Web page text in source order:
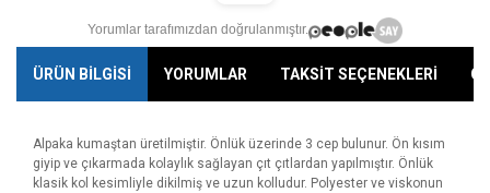
Yorumlar tarafımızdan doğrulanmıştır.
ÜRÜN BİLGİSİ YORUMLAR TAKSİT SEÇENEKLERİ
Alpaka kumaştan üretilmiştir. Önlük üzerinde 3 cep bulunur. Ön kısım
giyip ve çıkarmada kolaylık sağlayan çıt çıtlardan yapılmıştır. Önlük
klasik kol kesimliyle dikilmiş ve uzun kolludur. Polyester ve viskonun